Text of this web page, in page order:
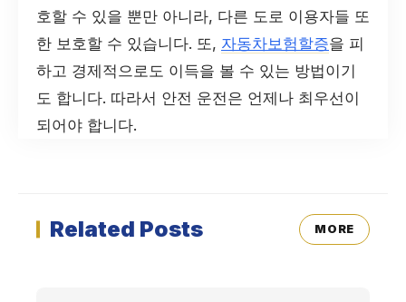
호할 수 있을 뿐만 아니라, 다른 도로 이용자들 또
한 보호할 수 있습니다. 또, 자동차보험할증을 피
하고 경제적으로도 이득을 볼 수 있는 방법이기
도 합니다. 따라서 안전 운전은 언제나 최우선이
되어야 합니다.
Related Posts MORE